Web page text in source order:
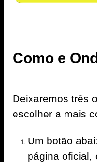
Como e
Deixaremos três
escolher a mais
Um botão
página oficial,